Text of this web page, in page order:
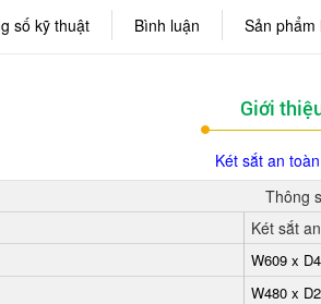
số kỹ thuật Bình luận Sản phẩm
Giới
Két sắt an
Thông
Két sắt
W609 x
W480 x